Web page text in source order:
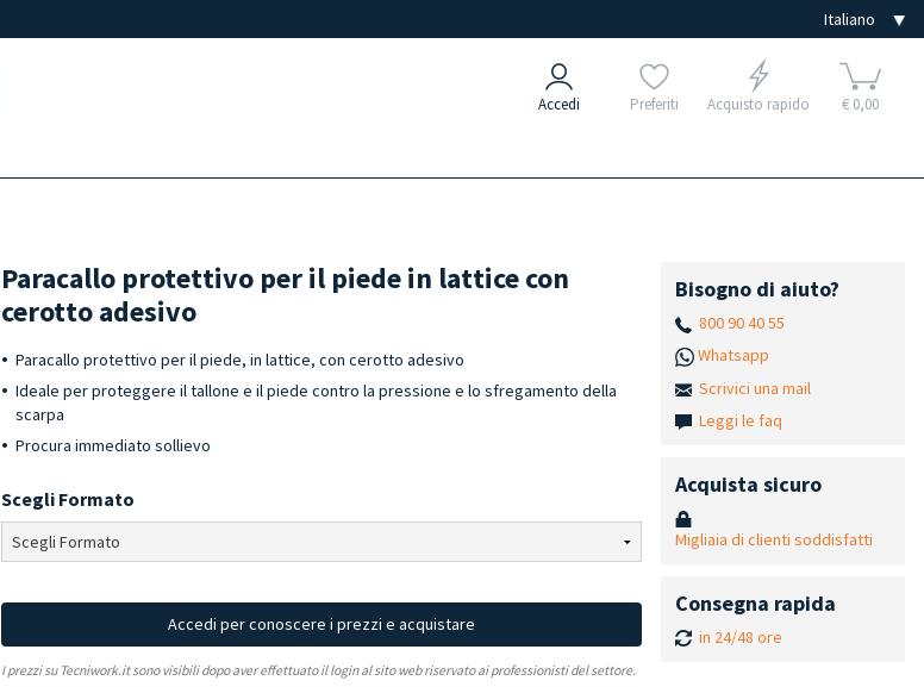
Accedi Preferiti Acquisto rapido € 0,00
Paracallo protettivo per il piede in lattice con
cerotto adesivo
Paracallo protettivo per il piede, in lattice, con cerotto adesivo
Ideale per proteggere il tallone e il piede contro la pressione e lo sfregamento della
scarpa
Procura immediato sollievo
Scegli Formato
Accedi per conoscere i prezzi e acquistare
I prezzi su Tecniwork.it sono visibili dopo aver effettuato il login al sito web riservato ai professionisti del settore.
Bisogno di aiuto?
800 90 40 55
Whatsapp
Scrivici una mail
Leggi le faq
Acquista sicuro
Migliaia di clienti soddisfatti
Consegna rapida
in 24/48 ore